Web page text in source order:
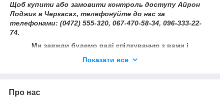
Щоб купити або замовити контроль доступу Айрон
Лоджик в Черкасах, телефонуйте до нас за
телефонами: (0472) 555-320, 067-470-58-34, 096-333-22-
74.
Ми завжди будемо раді спілкуванню з вами і
терміни!
Показати все
Про нас